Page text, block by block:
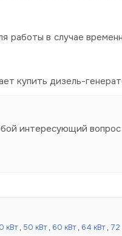
работы в случае
купить дизель-
интересующий
кВт , 50 кВт , 60 кВт , 64 кВт , 72